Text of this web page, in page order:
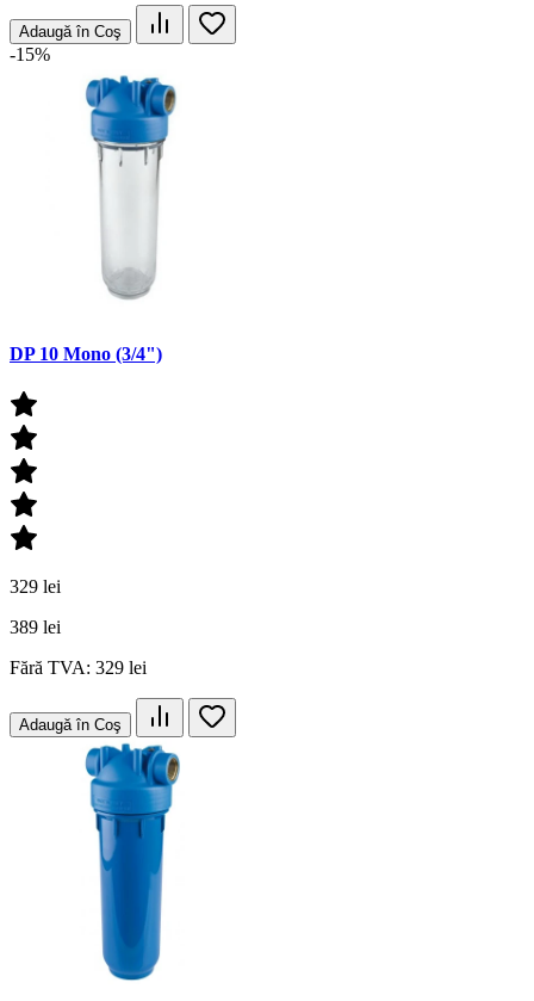
Adaugă în Coş
-15%
DP 10 Mono (3/4")
329 lei
389 lei
Fără TVA: 329 lei
Adaugă în Coş